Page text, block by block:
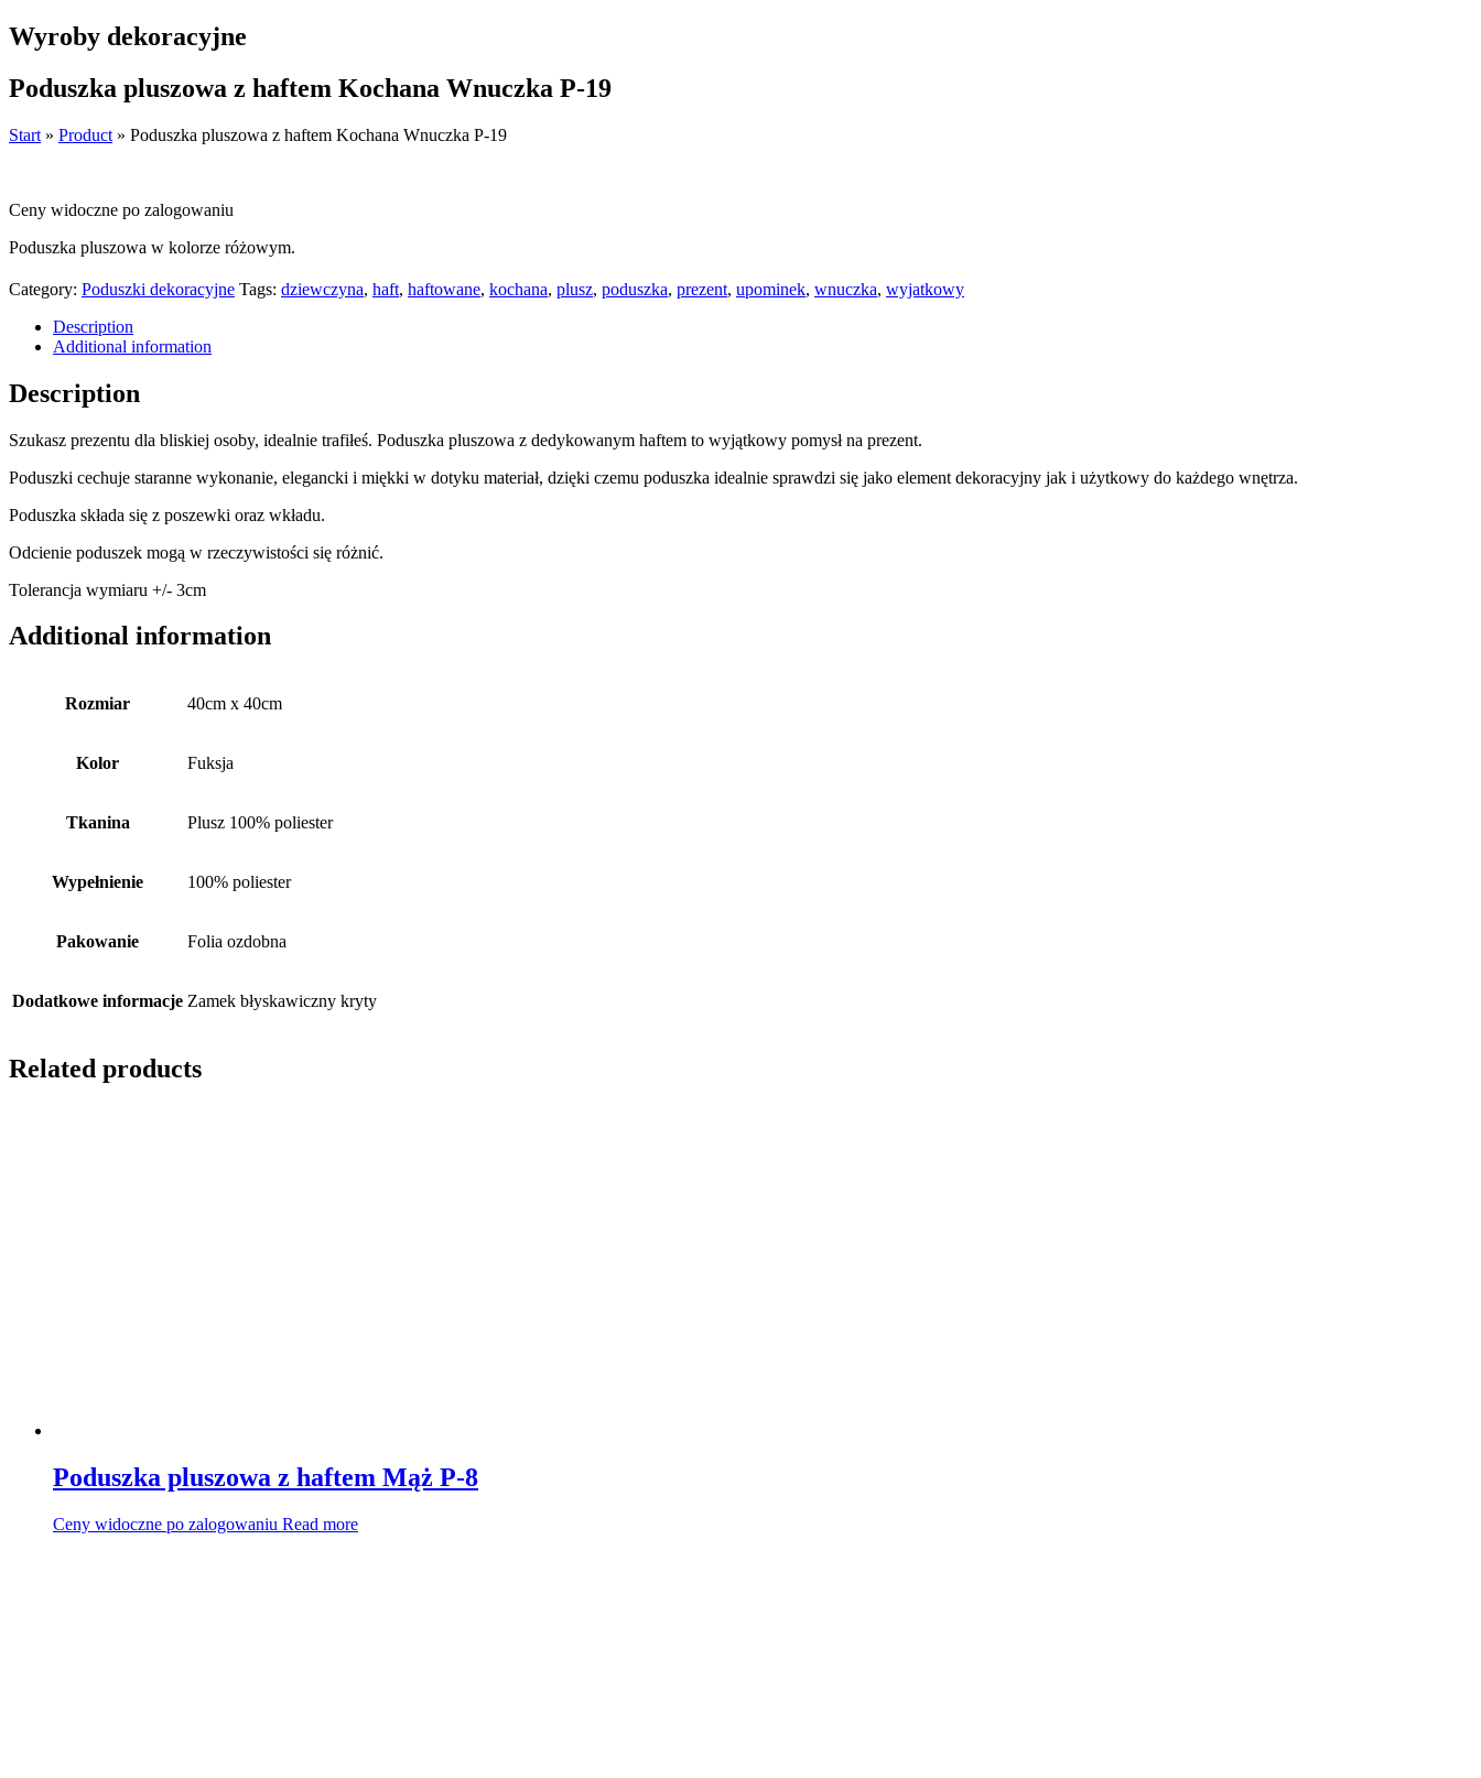
Wyroby dekoracyjne
Poduszka pluszowa z haftem Kochana Wnuczka P-19
Start » Product » Poduszka pluszowa z haftem Kochana Wnuczka P-19
Ceny widoczne po zalogowaniu
Poduszka pluszowa w kolorze różowym.
Category: Poduszki dekoracyjne Tags: dziewczyna, haft, haftowane, kochana, plusz, poduszka, prezent, upominek, wnuczka, wyjatkowy
Description
Additional information
Description
Szukasz prezentu dla bliskiej osoby, idealnie trafiłeś. Poduszka pluszowa z dedykowanym haftem to wyjątkowy pomysł na prezent.
Poduszki cechuje staranne wykonanie, elegancki i miękki w dotyku materiał, dzięki czemu poduszka idealnie sprawdzi się jako element dekoracyjny jak i użytkowy do każdego wnętrza.
Poduszka składa się z poszewki oraz wkładu.
Odcienie poduszek mogą w rzeczywistości się różnić.
Tolerancja wymiaru +/- 3cm
Additional information
Rozmiar 40cm x 40cm
Kolor Fuksja
Tkanina Plusz 100% poliester
Wypełnienie 100% poliester
Pakowanie Folia ozdobna
Dodatkowe informacje Zamek błyskawiczny kryty
Related products
Poduszka pluszowa z haftem Mąż P-8
Ceny widoczne po zalogowaniu Read more